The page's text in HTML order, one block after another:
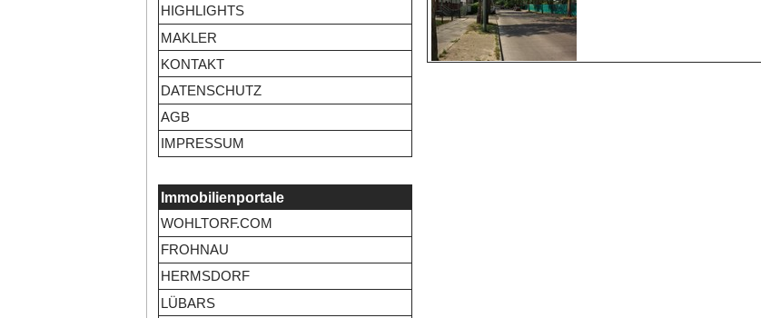
HIGHLIGHTS
MAKLER
KONTAKT
DATENSCHUTZ
AGB
IMPRESSUM
Immobilienportale
WOHLTORF.COM
FROHNAU
HERMSDORF
LÜBARS